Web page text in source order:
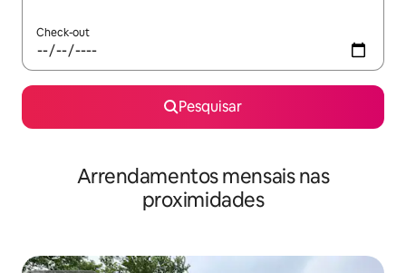
Check-out
Pesquisar
Arrendamentos mensais nas
proximidades